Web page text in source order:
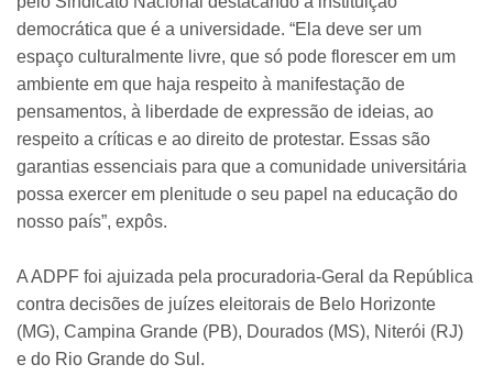
democrática que é a universidade. “Ela deve ser um
espaço culturalmente livre, que só pode florescer em um
ambiente em que haja respeito à manifestação de
pensamentos, à liberdade de expressão de ideias, ao
respeito a críticas e ao direito de protestar. Essas são
garantias essenciais para que a comunidade universitária
possa exercer em plenitude o seu papel na educação do
nosso país”, expôs.
A ADPF foi ajuizada pela procuradoria-Geral da República
contra decisões de juízes eleitorais de Belo Horizonte
(MG), Campina Grande (PB), Dourados (MS), Niterói (RJ)
e do Rio Grande do Sul.